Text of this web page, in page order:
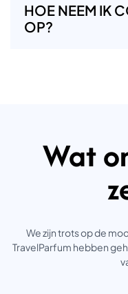
HOE NEEM IK
OP?
Wat
We zijn trots op de
TravelParfum hebben